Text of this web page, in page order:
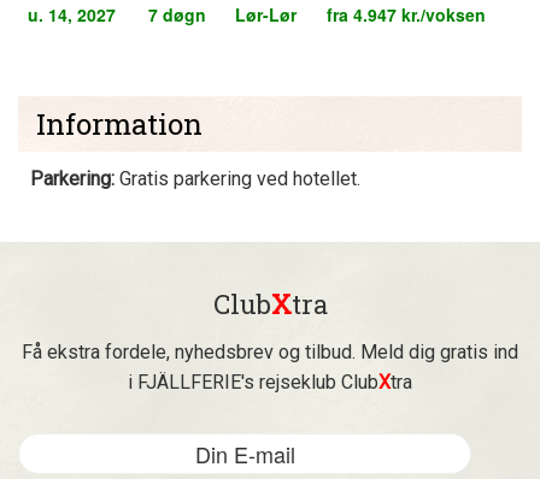
u. 14, 2027
7 døgn Lør-Lør fra 4.947 kr./voksen
Information
Parkering: Gratis parkering ved hotellet.
ClubXtra
Få ekstra fordele, nyhedsbrev og tilbud. Meld dig gratis ind
i FJÄLLFERIE's rejseklub ClubXtra